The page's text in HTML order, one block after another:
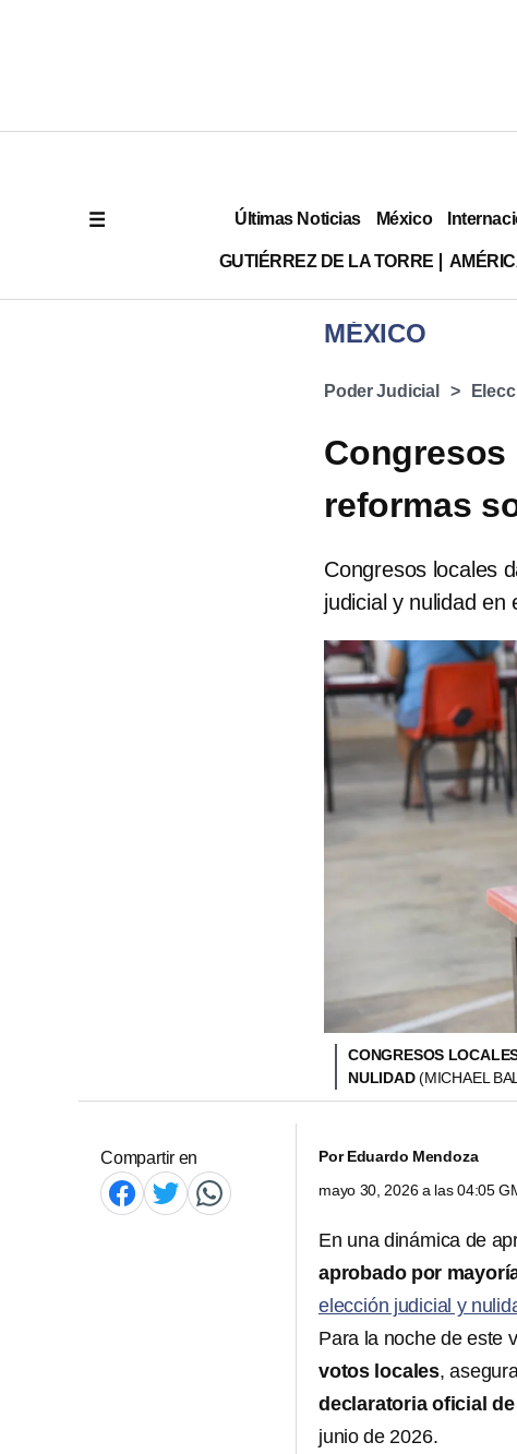
Últimas Noticias México
GUTIÉRREZ DE LA TORRE
MÉXICO
Poder Judicial
Congresos
reformas
Congresos locales
judicial y nulidad en
CONGRESOS
NULIDAD(MICHAEL
Compartir en PorEduardo Mendoza
mayo 30, 2026 a las 04:05
En una dinámica de
aprobado por
elección judicial y
Para la noche de este
votos locales,
declaratoria oficial
junio de 2026.